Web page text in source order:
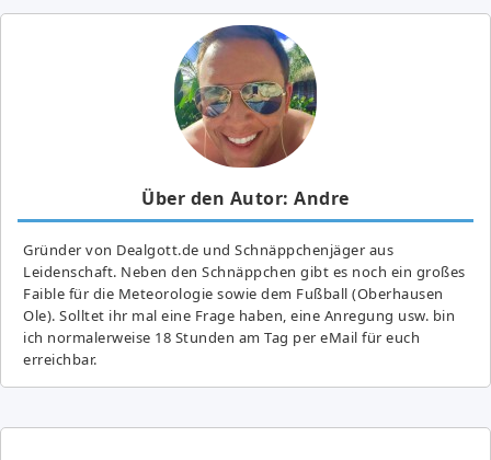
Über den Autor: Andre
Gründer von Dealgott.de und Schnäppchenjäger aus
Leidenschaft. Neben den Schnäppchen gibt es noch ein großes
Fai­ble für die Meteorologie sowie dem Fußball (Oberhausen
Ole). Solltet ihr mal eine Frage haben, eine Anregung usw. bin
ich normalerweise 18 Stunden am Tag per eMail für euch
erreichbar.